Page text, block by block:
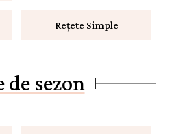
Rețete Simple
de sezon